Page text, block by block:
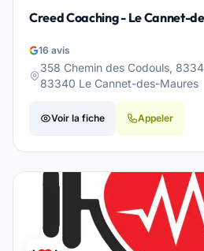
Creed Coaching - Le Cannet-
16 avis
358 Chemin des Codouls,
83340 Le Cannet-des-Maures
Voir la fiche Appeler